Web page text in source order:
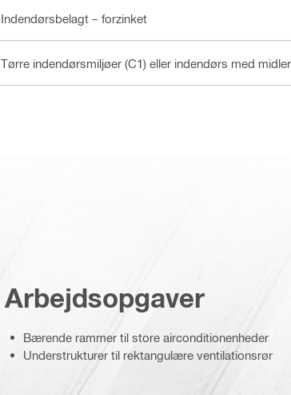
Indendørsbelagt – forzinket
Tørre indendørsmiljøer (C1) eller indendørs med
Arbejdsopgaver
Bærende rammer til store airconditionenheder
Understrukturer til rektangulære ventilationsrør